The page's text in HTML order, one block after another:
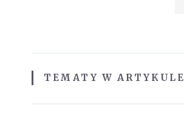
TEMATY W ARTYKULE